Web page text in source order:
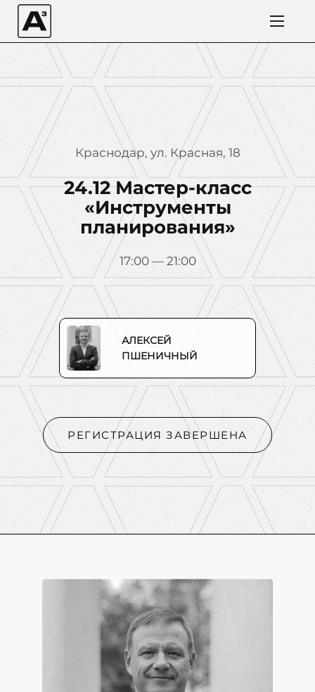
Краснодар, ул. Красная, 18
24.12 Мастер-класс
«Инструменты
планирования»
17:00 — 21:00
АЛЕКСЕЙ
ПШЕНИЧНЫЙ
РЕГИСТРАЦИЯ ЗАВЕРШЕНА